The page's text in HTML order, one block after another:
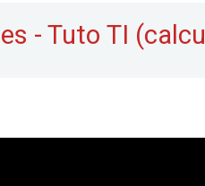
- Tuto TI